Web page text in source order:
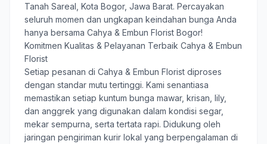
Tanah Sareal, Kota Bogor, Jawa Barat. Percayakan
seluruh momen dan ungkapan keindahan bunga Anda
hanya bersama Cahya & Embun Florist Bogor!
Komitmen Kualitas & Pelayanan Terbaik Cahya & Embun
Florist
Setiap pesanan di Cahya & Embun Florist diproses
dengan standar mutu tertinggi. Kami senantiasa
memastikan setiap kuntum bunga mawar, krisan, lily,
dan anggrek yang digunakan dalam kondisi segar,
mekar sempurna, serta tertata rapi. Didukung oleh
jaringan pengiriman kurir lokal yang berpengalaman di